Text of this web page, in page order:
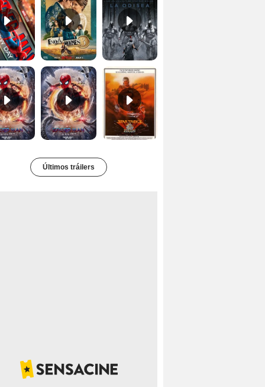
Spider-Man: No Way Home Teaser Tráiler 'Spider-Man: No Way Home' Star Trek II: la ira de Khan Tráiler VO
Últimos tráilers